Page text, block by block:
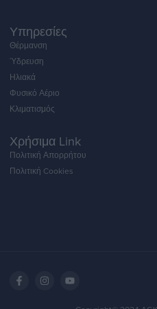
Υπηρεσίες
Θέρμανση
Ύδρευση
Ηλιακά
Φυσικό Αέριο
Κλιματισμός
Χρήσιμα Link
Πολιτική Απορρήτου
Πολιτική Cookies